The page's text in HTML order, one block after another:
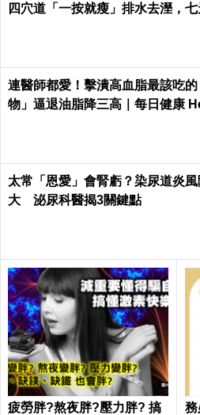
四穴道「一按就瘦」排水去溼，
連醫師都愛！擊潰高血脂最該吃
物」逼退油脂降三高｜每日健康
太常「恩愛」會腎虧？染尿道炎
大 泌尿科醫揭3關鍵點
疲勞胖?熬夜胖?壓力胖? 搞
務